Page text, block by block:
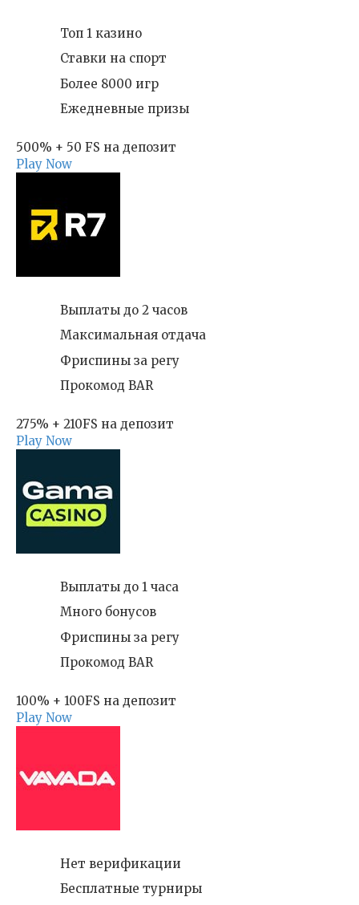
Топ 1 казино
Ставки на спорт
Более 8000 игр
Ежедневные призы
500% + 50 FS на депозит
Play Now
Выплаты до 2 часов
Максимальная отдача
Фриспины за регу
Прокомод BAR
275% + 210FS на депозит
Play Now
Выплаты до 1 часа
Много бонусов
Фриспины за регу
Прокомод BAR
100% + 100FS на депозит
Play Now
Нет верификации
Бесплатные турниры